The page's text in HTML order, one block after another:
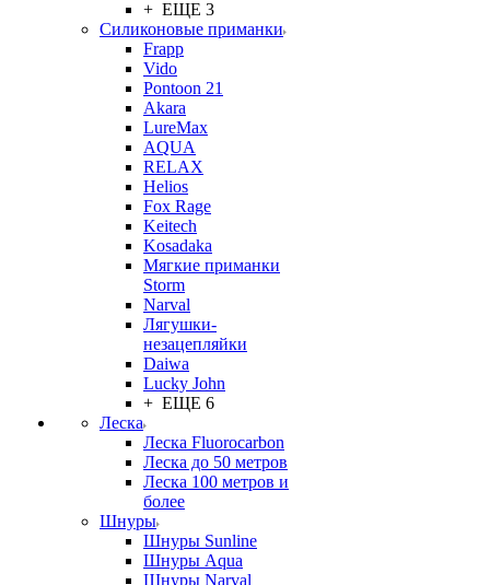
+ ЕЩЕ 3
Силиконовые приманки
Frapp
Vido
Pontoon 21
Akara
LureMax
AQUA
RELAX
Helios
Fox Rage
Keitech
Kosadaka
Мягкие приманки
Storm
Narval
Лягушки-
незацепляйки
Daiwa
Lucky John
+ ЕЩЕ 6
Леска
Леска Fluorocarbon
Леска до 50 метров
Леска 100 метров и
более
Шнуры
Шнуры Sunline
Шнуры Aqua
Шнуры Narval